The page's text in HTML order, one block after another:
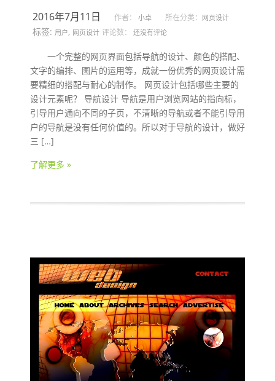
2016年7月11日 作者： 小卓 所在分类： 网页设计
标签: 用户, 网页设计 评论数： 还没有评论
一个完整的网页界面包括导航的设计、颜色的搭配、
文字的编排、图片的运用等，成就一份优秀的网页设计需
要精细的搭配与耐心的制作。 网页设计包括哪些主要的
设计元素呢？ 导航设计 导航是用户浏览网站的指向标，
引导用户通向不同的子页，不清晰的导航或者不能引导用
户的导航是没有任何价值的。所以对于导航的设计，做好
三 […]
了解更多 »